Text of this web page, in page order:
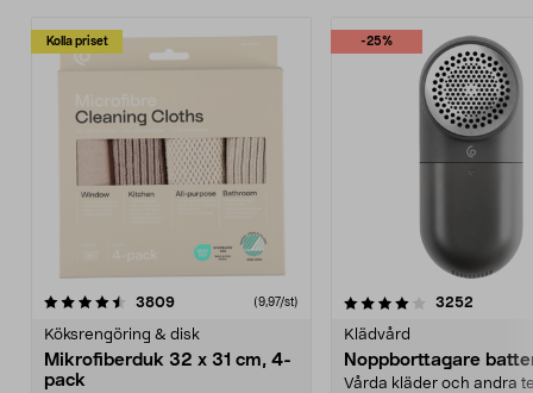
Kolla priset
3809recensioner (9,97/st)
Köksrengöring & disk
Mikrofiberduk 32 x 31 cm, 4-
pack
-25%
4.0av 5 stjärnor 3252
Klädvård
Noppborttagare
Vårda kläder och andra
4.5av 5 stjärnor